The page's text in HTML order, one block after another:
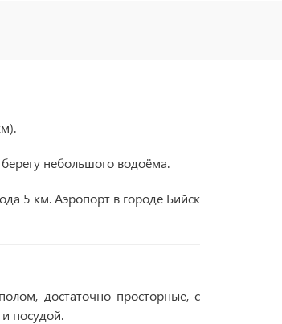
небольшого водоёма.
5 км. Аэропорт в городе Бийск
достаточно просторные, с
посудой.